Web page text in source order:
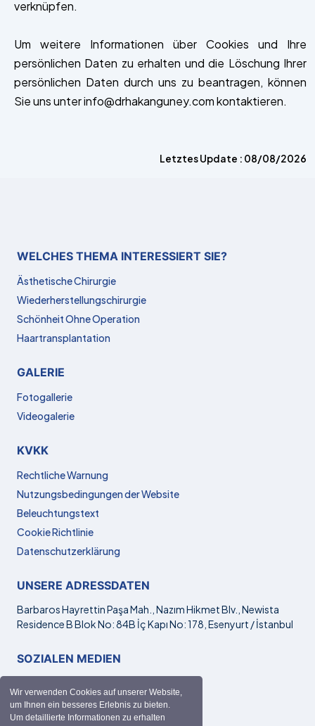
Wir verwenden Cookies auf unserer Website,
um Ihnen ein besseres Erlebnis zu bieten.
Um detaillierte Informationen zu erhalten
verknüpfen.
Um weitere Informationen über Cookies und Ihre
persönlichen Daten zu erhalten und die Löschung Ihrer
persönlichen Daten durch uns zu beantragen, können
Sie uns unter info@drhakanguney.com kontaktieren.
Letztes Update : 08/08/2026
WELCHES THEMA INTERESSIERT SIE?
Ästhetische Chirurgie
Wiederherstellungschirurgie
Schönheit Ohne Operation
Haartransplantation
GALERIE
Fotogallerie
Videogalerie
KVKK
Rechtliche Warnung
Nutzungsbedingungen der Website
Beleuchtungstext
Cookie Richtlinie
Datenschutzerklärung
UNSERE ADRESSDATEN
Barbaros Hayrettin Paşa Mah., Nazım Hikmet Blv., Newista
Residence B Blok No: 84B İç Kapı No: 178, Esenyurt / İstanbul
SOZIALEN MEDIEN